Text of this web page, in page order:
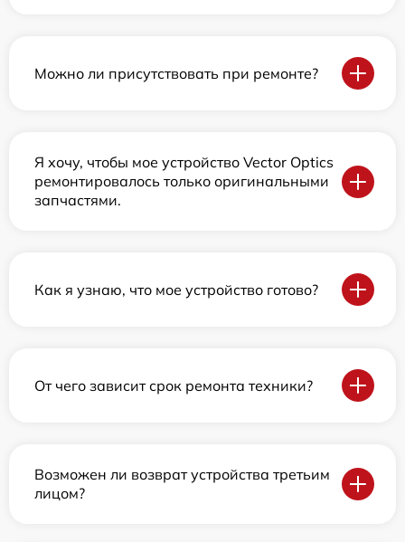
Можно ли присутствовать при ремонте?
Я хочу, чтобы мое устройство Vector Optics
ремонтировалось только оригинальными
запчастями.
Как я узнаю, что мое устройство готово?
От чего зависит срок ремонта техники?
Возможен ли возврат устройства третьим
лицом?